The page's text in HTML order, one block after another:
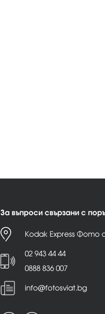
За въпроси свързани с
Kodak Express Фото
02 943 44 44
0888 836 007
info@fotosviat.bg